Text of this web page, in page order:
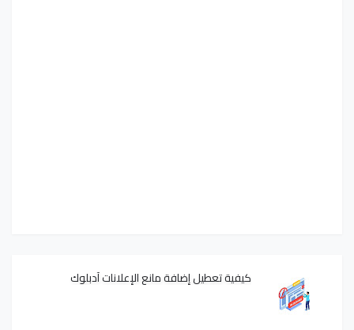
كيفية تعطيل إضافة مانع الإعلانات آدبلوك